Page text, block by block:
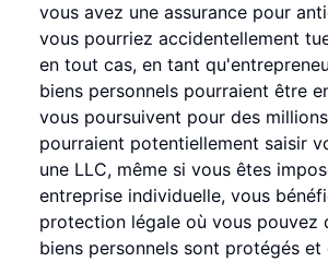
vous avez une assurance pour
vous pourriez accidentellement
en tout cas, en tant
biens personnels pourraient être
vous poursuivent pour des
pourraient potentiellement saisir
une LLC, même si vous êtes
entreprise individuelle, vous
protection légale où vous pouvez
biens personnels sont protégés et